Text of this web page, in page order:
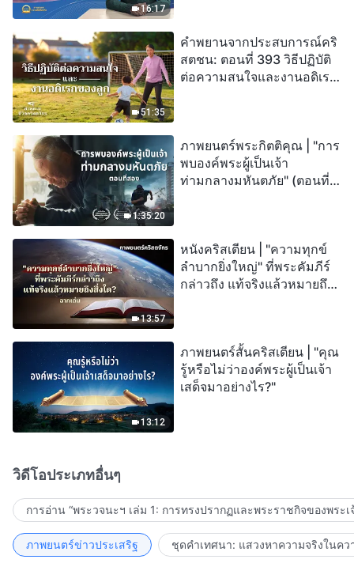
16:17
51:35
คำพยานจากประสบการณ์คริ
สตชน: ตอนที่ 393 วิธีปฏิบัติ
ต่อความสนใจและงานอดิเรก
1:35:20
ภาพยนตร์พระกิตติคุณ | "การ
พบองค์พระผู้เป็นเจ้า
ท่ามกลางมหันตภัย" (ตอนที่
13:57
หนังคริสเตียน | "ความทุกข์
ลำบากยิ่งใหญ่" ที่พระคัมภีร์
กล่าวถึง แท้จริงแล้วหมายถึง
13:12
ภาพยนตร์สั้นคริสเตียน | "คุณ
รู้หรือไม่ว่าองค์พระผู้เป็นเจ้า
เสด็จมาอย่างไร?"
วิดีโอประเภทอื่นๆ
การอ่าน “พระวจนะฯ เล่ม 1: การทรงปรากฏและพระราชกิจของพระเ
ภาพยนตร์ข่าวประเสริฐ ชุดคำเทศนา: แสวงหาความจริงในคว